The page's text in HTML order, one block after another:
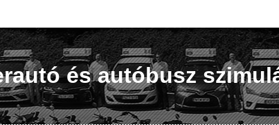
és autóbusz